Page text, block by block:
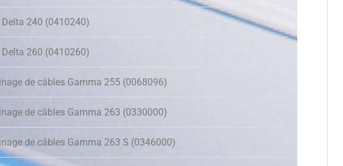
Delta 240 (0410240)
Delta 260 (0410260)
de câbles Gamma 255 (0068096)
de câbles Gamma 263 (0330000)
de câbles Gamma 263 S (0346000)